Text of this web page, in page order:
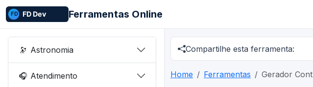
Ferramentas Online
🔭 Astronomia
🎧 Atendimento
Compartilhe esta ferramenta:
Home Ferramentas Gerador